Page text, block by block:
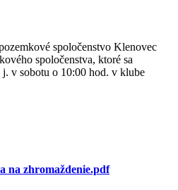
spoločenstvo Klenovec
spoločenstva, ktoré sa
v sobotu o 10:00 hod. v klube
na zhromaždenie.pdf